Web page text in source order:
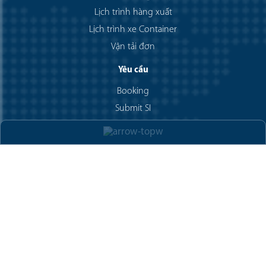
Lịch trình hàng xuất
Lịch trình xe Container
Vận tải đơn
Yêu cầu
Booking
Submit SI
Yêu cầu báo giá
Q&A